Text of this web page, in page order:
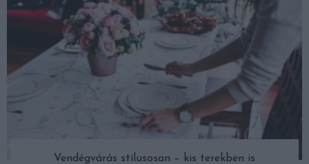
Vendégvárás stílusosan – kis terekben is